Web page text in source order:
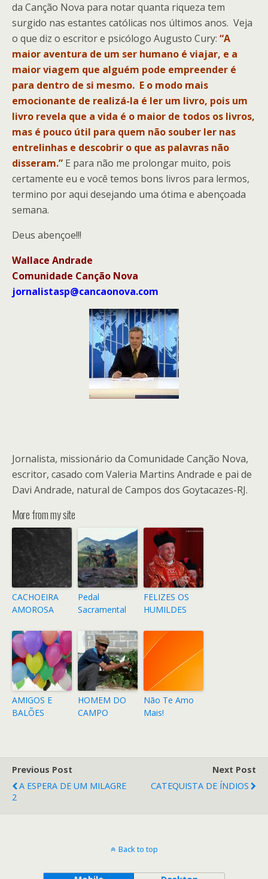
da Canção Nova para notar quanta riqueza tem
surgido nas estantes católicas nos últimos anos. Veja
o que diz o escritor e psicólogo Augusto Cury: “A
maior aventura de um ser humano é viajar, e a
maior viagem que alguém pode empreender é
para dentro de si mesmo. E o modo mais
emocionante de realizá-la é ler um livro, pois um
livro revela que a vida é o maior de todos os livros,
mas é pouco útil para quem não souber ler nas
entrelinhas e descobrir o que as palavras não
disseram.” E para não me prolongar muito, pois
certamente eu e você temos bons livros para lermos,
termino por aqui desejando uma ótima e abençoada
semana.
Deus abençoe!!!
Wallace Andrade
Comunidade Canção Nova
jornalistasp@cancaonova.com
Jornalista, missionário da Comunidade Canção Nova,
escritor, casado com Valeria Martins Andrade e pai de
Davi Andrade, natural de Campos dos Goytacazes-RJ.
More from my site
CACHOEIRA
AMOROSA
Pedal
Sacramental
FELIZES OS
HUMILDES
AMIGOS E
BALÕES
HOMEM DO
CAMPO
Não Te Amo
Mais!
Previous Post
A ESPERA DE UM MILAGRE
2
Next Post
CATEQUISTA DE ÍNDIOS
Back to top